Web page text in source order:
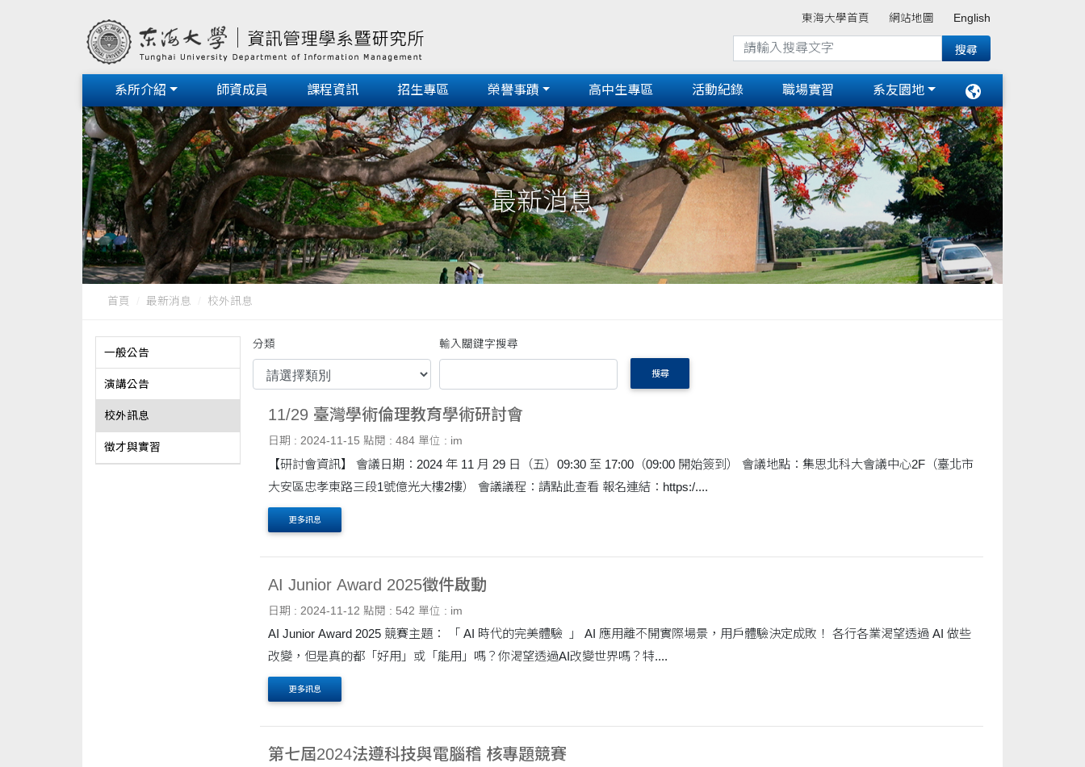
東海大學首頁 網站地圖 English
系所介紹 師資成員 課程資訊 招生專區 榮譽事蹟 高中生專區 活動紀錄 職場實習 系友園地
最新消息
首頁 最新消息 校外訊息
一般公告
演講公告
校外訊息
徵才與實習
分類 輸入關鍵字搜尋
搜尋
11/29 臺灣學術倫理教育學術研討會
日期 : 2024-11-15 點閱 : 484 單位 : im
【研討會資訊】 會議日期：2024 年 11 月 29 日（五）09:30 至 17:00（09:00 開始簽到） 會議地點：集思北科大會議中心2F（臺北市
大安區忠孝東路三段1號億光大樓2樓） 會議議程：請點此查看 報名連結：https:/....
更多訊息
AI Junior Award 2025徵件啟動
日期 : 2024-11-12 點閱 : 542 單位 : im
AI Junior Award 2025 競賽主題： 「 AI 時代的完美體驗 」 AI 應用離不開實際場景，用戶體驗決定成敗！ 各行各業渴望透過 AI 做些
改變，但是真的都「好用」或「能用」嗎？你渴望透過AI改變世界嗎？特....
更多訊息
第七屆2024法遵科技與電腦稽 核專題競賽